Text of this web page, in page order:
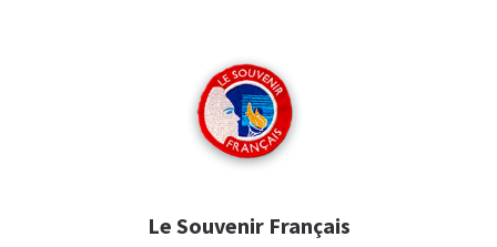
Le Souvenir Français